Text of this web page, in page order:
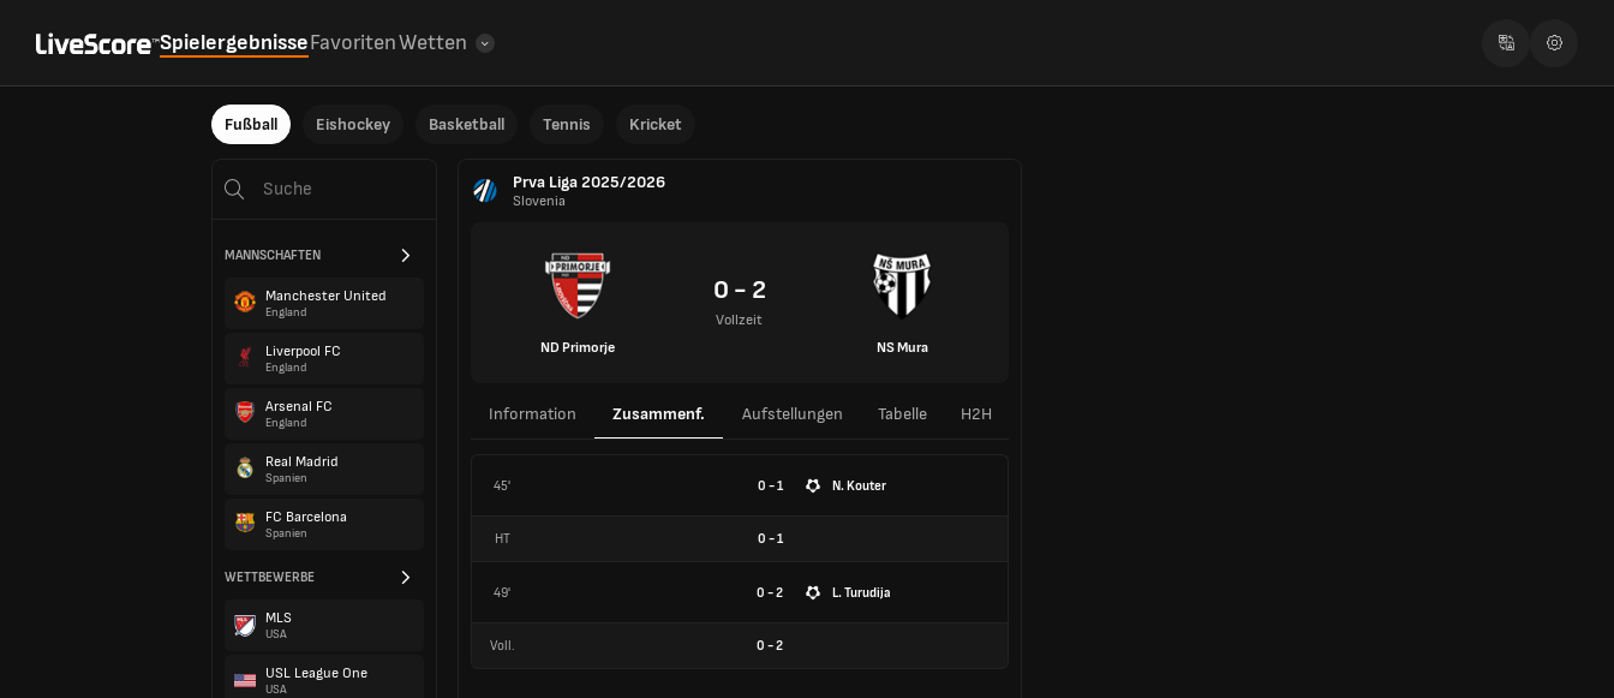
SpielergebnisseFavoritenWetten
Fußball Eishockey Basketball Tennis Kricket
MANNSCHAFTEN
Manchester United
England
Liverpool FC
England
Arsenal FC
England
Real Madrid
Spanien
FC Barcelona
Spanien
WETTBEWERBE
MLS
USA
USL League One
USA
Prva Liga 2025/2026
Slovenia
ND Primorje
0 - 2
Vollzeit
NS Mura
Information Zusammenf. Aufstellungen Tabelle H2H
45' 0 - 1 N. Kouter
HT 0 -1
49' 0 - 2 L. Turudija
Voll. 0 -2